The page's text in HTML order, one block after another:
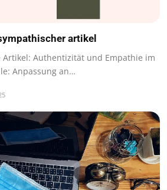
artikel
Artikel: Authentizität und Empathie im
Anpassung an…